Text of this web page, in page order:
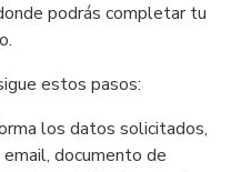
podrás completar tu
estos pasos:
los datos solicitados,
documento de